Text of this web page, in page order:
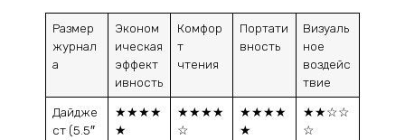
Размер
журнал
а
Эконом
ическая
эффект
ивность
Комфор
т
чтения
Портати
вность
Визуаль
ное
воздейс
твие
Дайдже
ст (5.5″
★★★★
★
★★★★
☆
★★★★
★
★★☆☆
☆